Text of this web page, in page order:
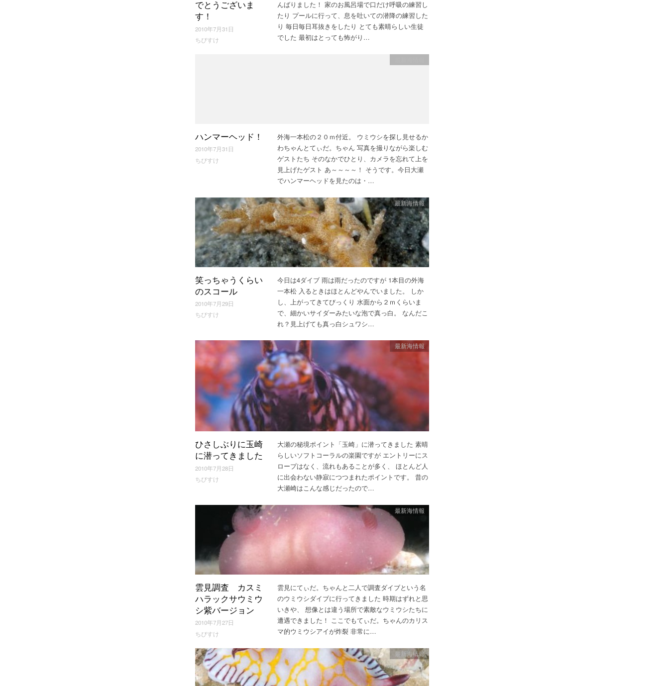
でとうございま
す！
2010年7月31日
ちびすけ
んばりました！ 家のお風呂場で口だけ呼吸の練習し
たり プールに行って、息を吐いての潜降の練習した
り 毎日毎日耳抜きをしたり とても素晴らしい生徒
でした 最初はとっても怖がり…
ハンマーヘッド！
2010年7月31日
ちびすけ
外海一本松の２０ｍ付近。 ウミウシを探し見せるか
わちゃんとてぃだ。ちゃん 写真を撮りながら楽しむ
ゲストたち そのなかでひとり、カメラを忘れて上を
見上げたゲスト あ～～～～！ そうです。今日大瀬
でハンマーヘッドを見たのは・…
笑っちゃうくらい
のスコール
2010年7月29日
ちびすけ
最新海情報
今日は4ダイブ 雨は雨だったのですが 1本目の外海
一本松 入るときはほとんどやんでいました。 しか
し、上がってきてびっくり 水面から２ｍくらいま
で、細かいサイダーみたいな泡で真っ白。 なんだこ
れ？見上げても真っ白シュワシ…
ひさしぶりに玉崎
に潜ってきました
2010年7月28日
ちびすけ
最新海情報
大瀬の秘境ポイント「玉崎」に潜ってきました 素晴
らしいソフトコーラルの楽園ですが エントリーにス
ロープはなく、流れもあることが多く、 ほとんど人
に出会わない静寂につつまれたポイントです。 昔の
大瀬崎はこんな感じだったので…
雲見調査 カスミ
ハラックサウミウ
シ紫バージョン
2010年7月27日
ちびすけ
最新海情報
雲見にてぃだ。ちゃんと二人で調査ダイブという名
のウミウシダイブに行ってきました 時期はずれと思
いきや、 想像とは違う場所で素敵なウミウシたちに
遭遇できました！ ここでもてぃだ。ちゃんのカリス
マ的ウミウシアイが炸裂 非常に…
最新海情報